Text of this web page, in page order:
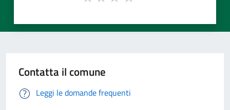
Contatta il comune
Leggi le domande frequenti